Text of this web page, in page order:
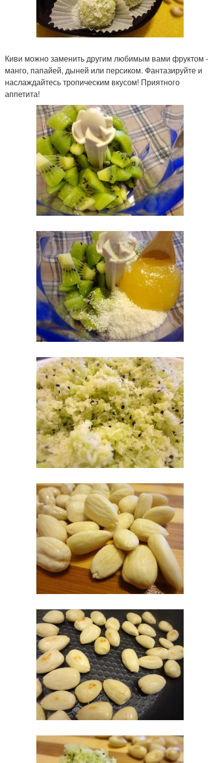
Киви можно заменить другим любимым вами фруктом -
манго, папайей, дыней или персиком. Фантазируйте и
наслаждайтесь тропическим вкусом! Приятного
аппетита!